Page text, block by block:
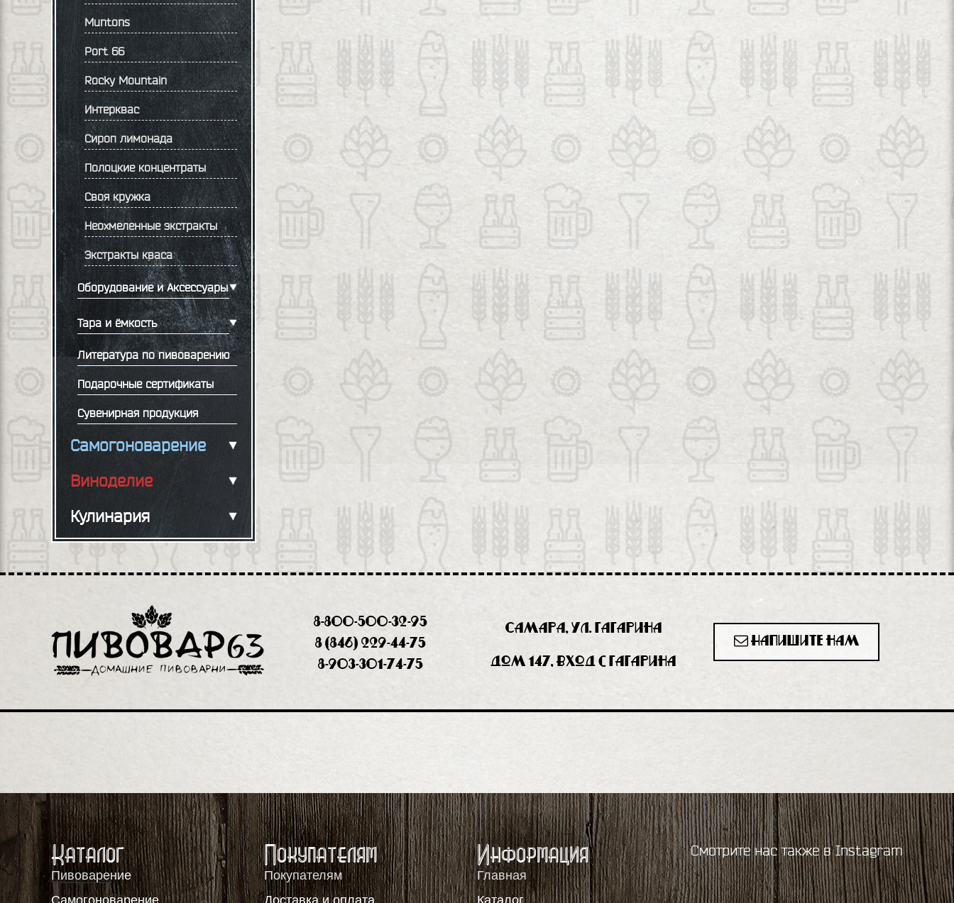
Muntons
Port 66
Rocky Mountain
Интерквас
Сироп лимонада
Полоцкие концентраты
Своя кружка
Неохмеленные экстракты
Экстракты кваса
Оборудование и Аксессуары
Тара и ёмкость
Литература по пивоварению
Подарочные сертификаты
Сувенирная продукция
Самогоноварение
Виноделие
Кулинария
8-800-500-32-95
8 (846) 229-44-75
8-903-301-74-75
Самара, ул. Гагарина
дом 147, вход с Гагарина
Напишите нам
Каталог
Пивоварение
Самогоноварение
Покупателям
Покупателям
Доставка и оплата
Информация
Главная
Каталог
Смотрите нас также в Instagram